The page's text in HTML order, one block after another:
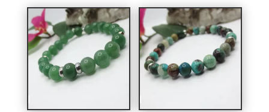
€17.00
à
€19.00
prix :
€19.00
à
€21.00